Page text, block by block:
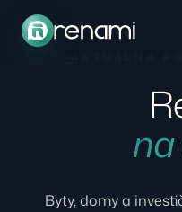
na
Byty, domy a